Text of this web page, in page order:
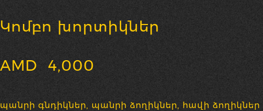
Կոմբո խորտիկներ
AMD 4,000
պանրի գնդիկներ, պանրի ձողիկներ, հավի ձողիկներ